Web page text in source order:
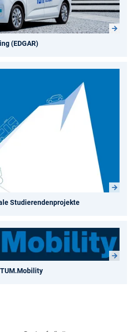
(EDGAR)
Studierendenprojekte
TUM.Mobility